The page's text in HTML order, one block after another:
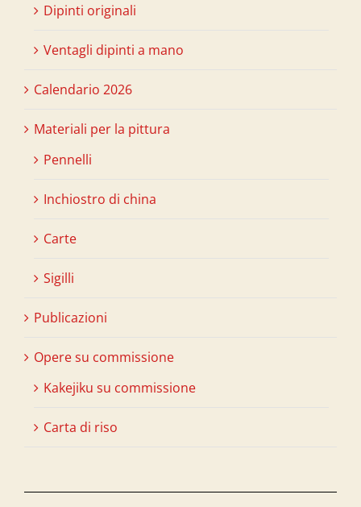
Dipinti originali
Ventagli dipinti a mano
Calendario 2026
Materiali per la pittura
Pennelli
Inchiostro di china
Carte
Sigilli
Publicazioni
Opere su commissione
Kakejiku su commissione
Carta di riso